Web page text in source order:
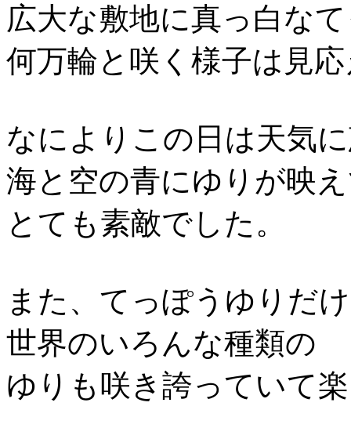
広大な敷地に真っ白な
何万輪と咲く様子は見
なによりこの日は天気
海と空の青にゆりが映
とても素敵でした。
また、てっぽうゆりだ
世界のいろんな種類の
ゆりも咲き誇っていて